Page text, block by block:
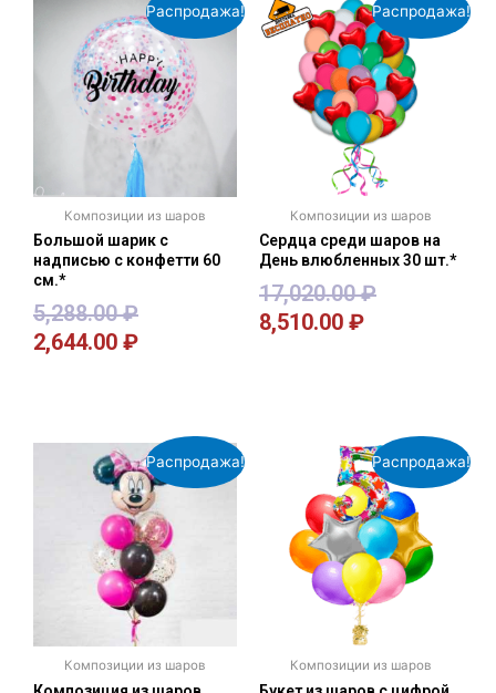
Распродажа!
Композиции из шаров
Большой шарик с
надписью с конфетти 60
см.*
5,288.00₽
2,644.00 ₽
Распродажа!
Композиции из шаров
Сердца среди шаров на
День влюбленных 30 шт.*
17,020.00₽
8,510.00 ₽
Распродажа!
Композиции из шаров
Распродажа!
Композиции из шаров